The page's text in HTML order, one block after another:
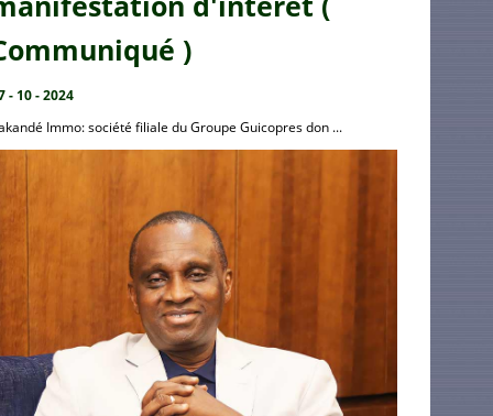
)
- 10 - 2024
Immo: société filiale du Groupe Guicopres don ...